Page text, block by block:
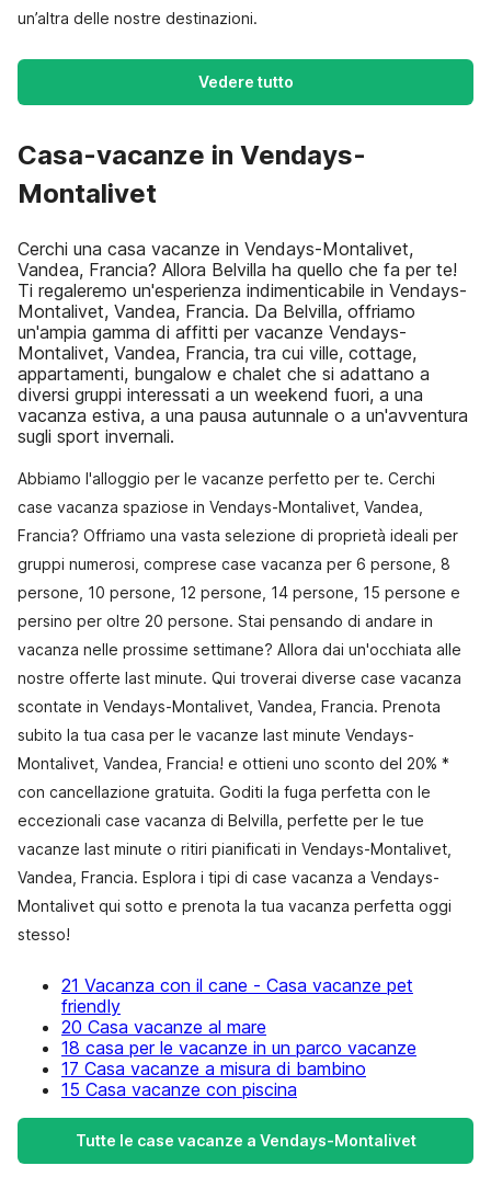
un’altra delle nostre destinazioni.
Vedere tutto
Casa-vacanze in Vendays-
Montalivet
Cerchi una casa vacanze in Vendays-Montalivet,
Vandea, Francia? Allora Belvilla ha quello che fa per te!
Ti regaleremo un'esperienza indimenticabile in Vendays-
Montalivet, Vandea, Francia. Da Belvilla, offriamo
un'ampia gamma di affitti per vacanze Vendays-
Montalivet, Vandea, Francia, tra cui ville, cottage,
appartamenti, bungalow e chalet che si adattano a
diversi gruppi interessati a un weekend fuori, a una
vacanza estiva, a una pausa autunnale o a un'avventura
sugli sport invernali.
Abbiamo l'alloggio per le vacanze perfetto per te. Cerchi
case vacanza spaziose in Vendays-Montalivet, Vandea,
Francia? Offriamo una vasta selezione di proprietà ideali per
gruppi numerosi, comprese case vacanza per 6 persone, 8
persone, 10 persone, 12 persone, 14 persone, 15 persone e
persino per oltre 20 persone. Stai pensando di andare in
vacanza nelle prossime settimane? Allora dai un'occhiata alle
nostre offerte last minute. Qui troverai diverse case vacanza
scontate in Vendays-Montalivet, Vandea, Francia. Prenota
subito la tua casa per le vacanze last minute Vendays-
Montalivet, Vandea, Francia! e ottieni uno sconto del 20% *
con cancellazione gratuita. Goditi la fuga perfetta con le
eccezionali case vacanza di Belvilla, perfette per le tue
vacanze last minute o ritiri pianificati in Vendays-Montalivet,
Vandea, Francia. Esplora i tipi di case vacanza a Vendays-
Montalivet qui sotto e prenota la tua vacanza perfetta oggi
stesso!
21 Vacanza con il cane - Casa vacanze pet
friendly
20 Casa vacanze al mare
18 casa per le vacanze in un parco vacanze
17 Casa vacanze a misura di bambino
15 Casa vacanze con piscina
Tutte le case vacanze a Vendays-Montalivet